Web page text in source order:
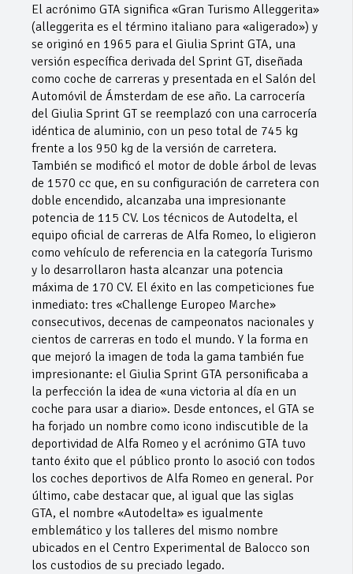
El acrónimo GTA significa «Gran Turismo Alleggerita»
(alleggerita es el término italiano para «aligerado») y
se originó en 1965 para el Giulia Sprint GTA, una
versión específica derivada del Sprint GT, diseñada
como coche de carreras y presentada en el Salón del
Automóvil de Ámsterdam de ese año. La carrocería
del Giulia Sprint GT se reemplazó con una carrocería
idéntica de aluminio, con un peso total de 745 kg
frente a los 950 kg de la versión de carretera.
También se modificó el motor de doble árbol de levas
de 1570 cc que, en su configuración de carretera con
doble encendido, alcanzaba una impresionante
potencia de 115 CV. Los técnicos de Autodelta, el
equipo oficial de carreras de Alfa Romeo, lo eligieron
como vehículo de referencia en la categoría Turismo
y lo desarrollaron hasta alcanzar una potencia
máxima de 170 CV. El éxito en las competiciones fue
inmediato: tres «Challenge Europeo Marche»
consecutivos, decenas de campeonatos nacionales y
cientos de carreras en todo el mundo. Y la forma en
que mejoró la imagen de toda la gama también fue
impresionante: el Giulia Sprint GTA personificaba a
la perfección la idea de «una victoria al día en un
coche para usar a diario». Desde entonces, el GTA se
ha forjado un nombre como icono indiscutible de la
deportividad de Alfa Romeo y el acrónimo GTA tuvo
tanto éxito que el público pronto lo asoció con todos
los coches deportivos de Alfa Romeo en general. Por
último, cabe destacar que, al igual que las siglas
GTA, el nombre «Autodelta» es igualmente
emblemático y los talleres del mismo nombre
ubicados en el Centro Experimental de Balocco son
los custodios de su preciado legado.